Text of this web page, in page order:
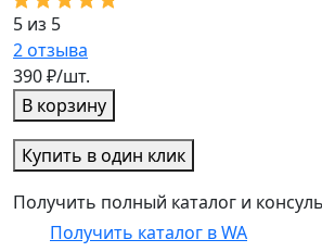
5 из 5
2отзыва
390 ₽/шт.
В корзину
Купить в один клик
Получить полный каталог и
Получить каталог в WA